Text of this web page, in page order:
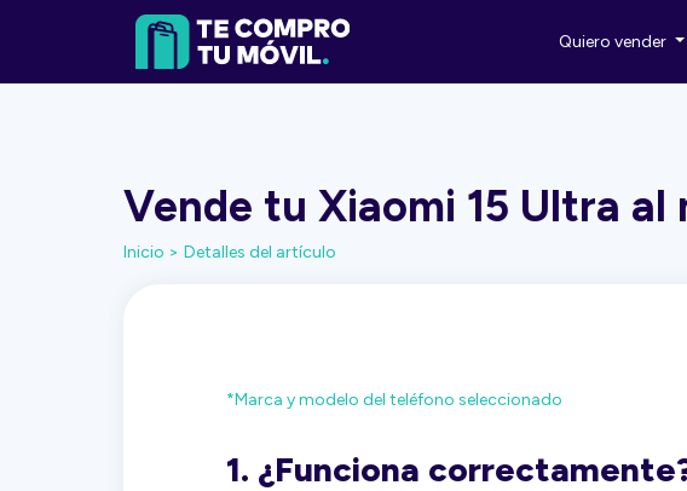
Quiero vender
Vende tu Xiaomi 15 Ultra al
Inicio > Detalles del artículo
*Marca y modelo del teléfono seleccionado
1. ¿Funciona